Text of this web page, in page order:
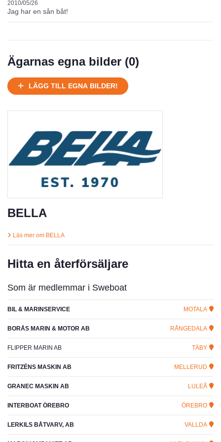
2010/05/26
Jag har en sån båt!
Ägarnas egna bilder (0)
LÄGG TILL EGNA BILDER!
BELLA
Läs mer om BELLA
Hitta en återförsäljare
Som är medlemmar i Sweboat
BIL & MARINSERVICE MOTALA
BORÅS MARIN & MOTOR AB RÅNGEDALA
FLIPPER MARIN AB TÄBY
FRITZÉNS MASKIN AB MELLERUD
GRANEC MASKIN AB LULEÅ
INTERBOAT ÖREBRO ÖREBRO
LERKILS BÅTVARV, AB VALLDA